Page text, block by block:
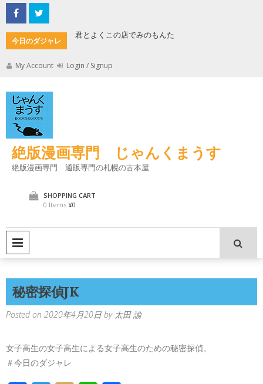
Skip
to
content
今日のダジャレ
君とよくこの店でみのもんた
My Account Login / Signup
絶版漫画専門 じゃんくまうす
絶版漫画専門 通販専門の札幌の古本屋
SHOPPING CART
0 Items ¥0
秘密探偵JK
Posted on 2020年4月20日 by 太田 諭
女子高生の女子高生による女子高生のための秘密探偵。
＃今日のダジャレ